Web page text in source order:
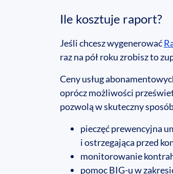
Ile kosztuje raport?
Jeśli chcesz wygenerować
raz na pół roku zrobisz to
Ceny usług
oprócz możliwości
pozwolą w skuteczny
pieczęć prewencyjna
i ostrzegająca przed
monitorowanie
pomoc BIG-u w